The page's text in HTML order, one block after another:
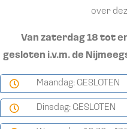
over
Van zaterdag 18 tot
gesloten i.v.m. de
Maandag: GESLOTEN
Dinsdag: GESLOTEN